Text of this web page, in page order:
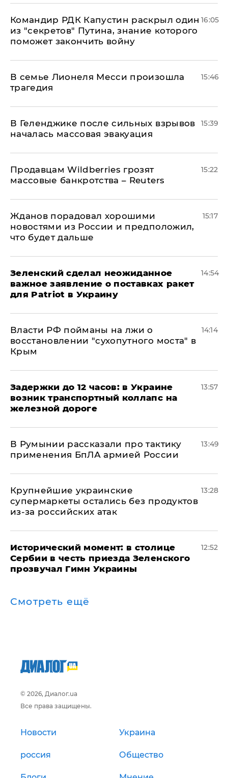
Командир РДК Капустин раскрыл один
из "секретов" Путина, знание которого
поможет закончить войну
16:05
В семье Лионеля Месси произошла
трагедия
15:46
В Геленджике после сильных взрывов
началась массовая эвакуация
15:39
Продавцам Wildberries грозят
массовые банкротства – Reuters
15:22
Жданов порадовал хорошими
новостями из России и предположил,
что будет дальше
15:17
Зеленский сделал неожиданное
важное заявление о поставках ракет
для Patriot в Украину
14:54
Власти РФ пойманы на лжи о
восстановлении "сухопутного моста" в
Крым
14:14
Задержки до 12 часов: в Украине
возник транспортный коллапс на
железной дороге
13:57
В Румынии рассказали про тактику
применения БпЛА армией России
13:49
Крупнейшие украинские
супермаркеты остались без продуктов
из-за российских атак
13:28
Исторический момент: в столице
Сербии в честь приезда Зеленского
прозвучал Гимн Украины
12:52
Смотреть ещё
© 2026, Диалог.ua
Все права защищены.
Новости Украина
россия Общество